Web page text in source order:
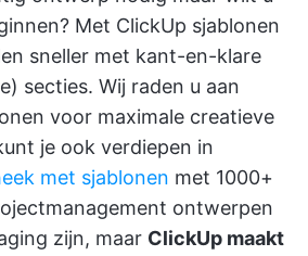
Met ClickUp sjablonen
sneller met kant-en-klare
secties. Wij raden u aan
voor maximale creatieve
je ook verdiepen in
met sjablonen met 1000+
ontwerpen
zijn, maar ClickUp maakt